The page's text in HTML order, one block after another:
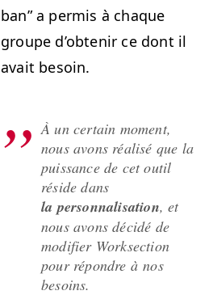
ban” a per­mis à chaque
groupe d’obtenir ce dont il
avait besoin.
À un cer­tain moment,
nous avons réal­isé que la
puis­sance de cet out­il
réside dans
la per­son­nal­i­sa­tion, et
nous avons décidé de
mod­i­fi­er Work­sec­tion
pour répon­dre à nos
besoins.